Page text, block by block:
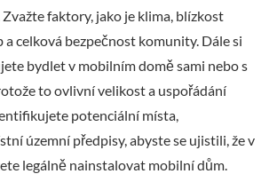
faktory, jako je klima, blízkost
a celková bezpečnost komunity. Dále si
bydlet v mobilním domě sami nebo s
to ovlivní velikost a uspořádání
potenciální místa,
územní předpisy, abyste se ujistili, že v
legálně nainstalovat mobilní dům.